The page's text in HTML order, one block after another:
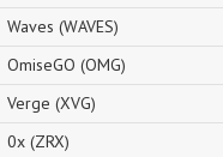
Waves (WAVES)
OmiseGO (OMG)
Verge (XVG)
0x (ZRX)